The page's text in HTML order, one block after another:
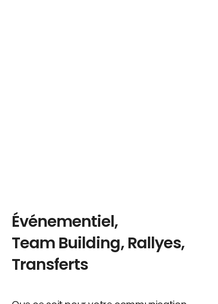
Événementiel,
Team Building, Rallyes,
Transferts